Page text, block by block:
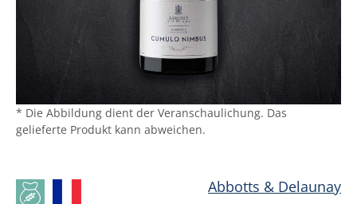
* Die Abbildung dient der Veranschaulichung. Das
gelieferte Produkt kann abweichen.
Abbotts & Delaunay